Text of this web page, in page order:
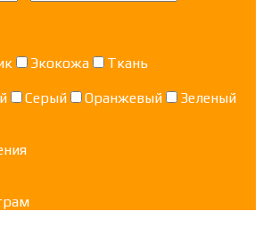
Экокожа
Ткань
Серый Оранжевый
Зеленый